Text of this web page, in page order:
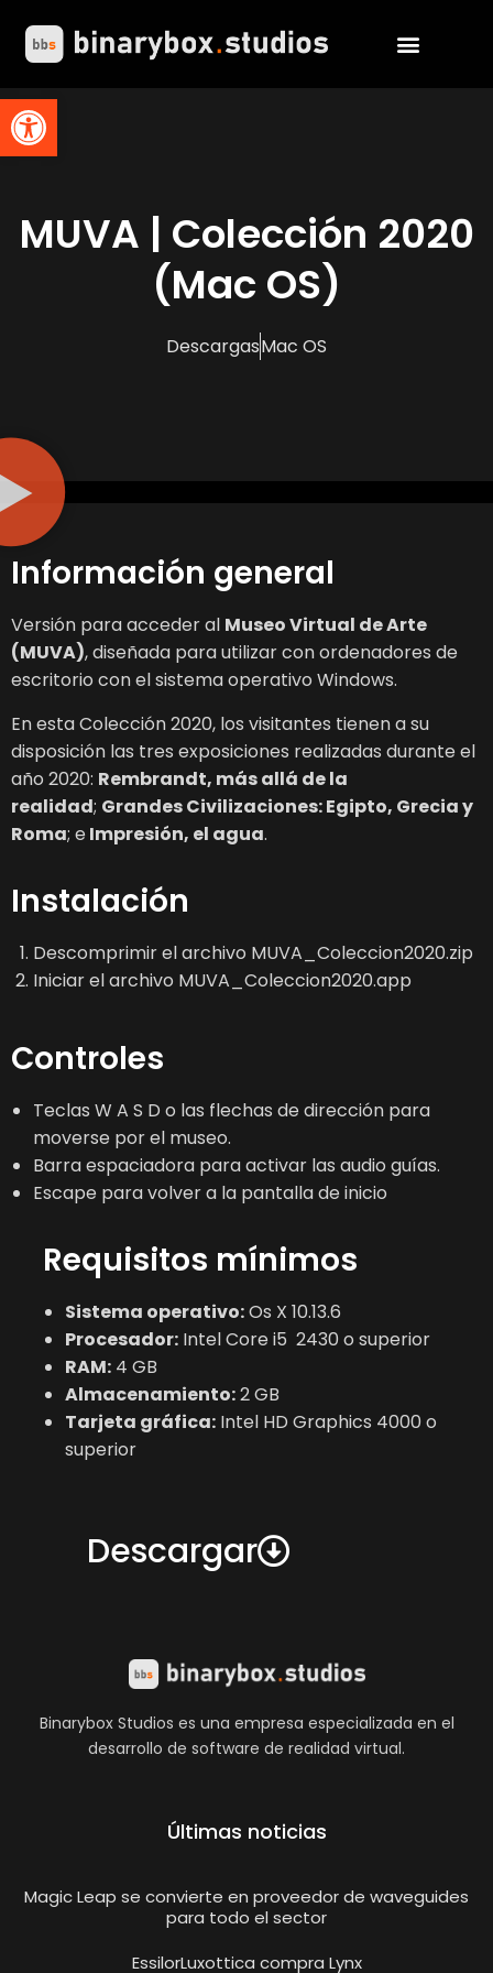
Abrir barra de herramientas
MUVA | Colección 2020
(Mac OS)
DescargasMac OS
Información general
Versión para acceder al Museo Virtual de Arte
(MUVA), diseñada para utilizar con ordenadores de
escritorio con el sistema operativo Windows.
En esta Colección 2020, los visitantes tienen a su
disposición las tres exposiciones realizadas durante el
año 2020: Rembrandt, más allá de la
realidad; Grandes Civilizaciones: Egipto, Grecia y
Roma; e Impresión, el agua.
Instalación
Descomprimir el archivo MUVA_Coleccion2020.zip
Iniciar el archivo MUVA_Coleccion2020.app
Controles
Teclas W A S D o las flechas de dirección para
moverse por el museo.
Barra espaciadora para activar las audio guías.
Escape para volver a la pantalla de inicio
Requisitos mínimos
Sistema operativo:Os X 10.13.6
Procesador: Intel Core i5 2430 o superior
RAM: 4 GB
Almacenamiento:2 GB
Tarjeta gráfica: Intel HD Graphics 4000 o
superior
Descargar
Binarybox Studios es una empresa especializada en el
desarrollo de software de realidad virtual.
Últimas noticias
Magic Leap se convierte en proveedor de waveguides
para todo el sector
EssilorLuxottica compra Lynx